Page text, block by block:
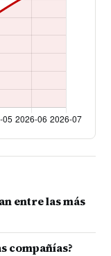
entre las más
compañías?